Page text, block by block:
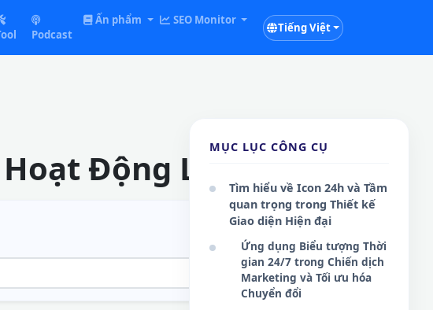
Podcast
Ấn phẩm SEO Monitor
Tiếng Việt
Động Liên Tục
MỤC LỤC CÔNG CỤ
Tìm hiểu về Icon 24h và Tầm
quan trọng trong Thiết kế
Giao diện Hiện đại
Ứng dụng Biểu tượng Thời
gian 24/7 trong Chiến dịch
Marketing và Tối ưu hóa
Chuyển đổi